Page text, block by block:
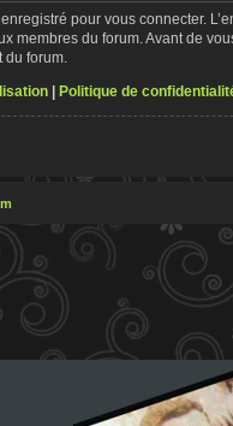
pour vous connecter.
membres du forum. Avant de
forum.
| Politique de